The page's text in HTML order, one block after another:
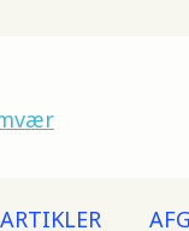
ARTIKLER